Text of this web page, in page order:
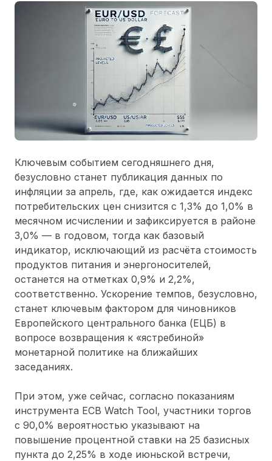
Ключевым событием сегодняшнего дня,
безусловно станет публикация данных по
инфляции за апрель, где, как ожидается индекс
потребительских цен снизится с 1,3% до 1,0% в
месячном исчислении и зафиксируется в районе
3,0% — в годовом, тогда как базовый
индикатор, исключающий из расчёта стоимость
продуктов питания и энергоносителей,
останется на отметках 0,9% и 2,2%,
соответственно. Ускорение темпов, безусловно,
станет ключевым фактором для чиновников
Европейского центрального банка (ЕЦБ) в
вопросе возвращения к «ястребиной»
монетарной политике на ближайших
заседаниях.
При этом, уже сейчас, согласно показаниям
инструмента ECB Watch Tool, участники торгов
с 90,0% вероятностью указывают на
повышение процентной ставки на 25 базисных
пункта до 2,25% в ходе июньской встречи,